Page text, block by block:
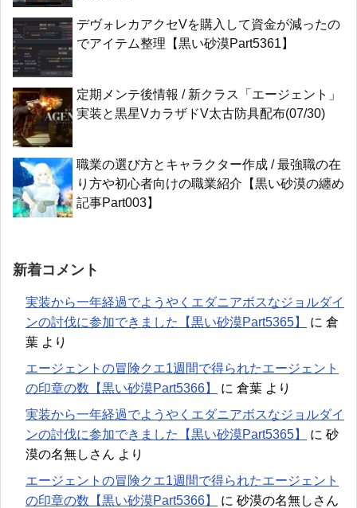
デヴォレカアクセVを購入して資金が減ったの
でアイテム整理【黒い砂漠Part5361】
定期メンテ後情報 / 新クラス「エージェント」
実装と黒星VカラザドV太古防具配布(07/30)
職業の選び方とキャラクター作成 / 最強職の在
り方や初心者向けの職業紹介【黒い砂漠の纏め
記事Part003】
新着コメント
実装から一年経過でようやくエダニアボスなジョルダイ
ンの討伐に参加できました【黒い砂漠Part5365】
に 倉
葉 より
エージェントの冒険クエ1週間で得られたエージェント
の印章の数【黒い砂漠Part5366】
に 倉葉 より
実装から一年経過でようやくエダニアボスなジョルダイ
ンの討伐に参加できました【黒い砂漠Part5365】
に 砂
漠の名無しさん より
エージェントの冒険クエ1週間で得られたエージェント
の印章の数【黒い砂漠Part5366】
に 砂漠の名無しさん